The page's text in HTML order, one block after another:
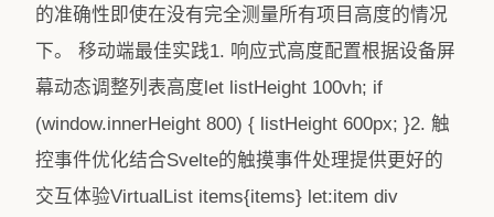
的准确性即使在没有完全测量所有项目高度的情况
下。 移动端最佳实践1. 响应式高度配置根据设备屏
幕动态调整列表高度let listHeight 100vh; if
(window.innerHeight 800) { listHeight 600px; }2. 触
控事件优化结合Svelte的触摸事件处理提供更好的
交互体验VirtualList items{items} let:item div